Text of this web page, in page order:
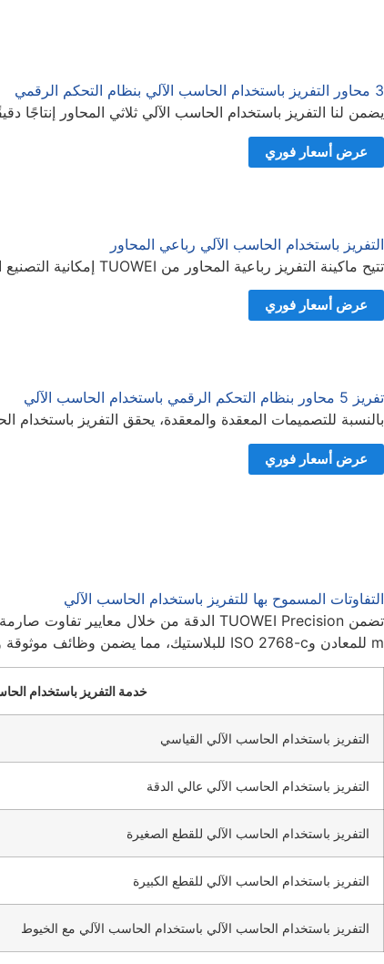
3 محاور التفريز باستخدام الحاسب الآلي بنظام التحكم الرقمي
يضمن لنا التفريز باستخدام الحاسب الآلي ثلاثي المحاور
عرض أسعار فوري
التفريز باستخدام الحاسب الآلي رباعي المحاور
تتيح ماكينة التفريز رباعية المحاور من TUOWEI إمكانية التصنيع الآلي متعدد الجوانب متعدد الاستخدامات، مما يبسّط الإنتاج مع توفير دقة ومرونة فائقة.
عرض أسعار فوري
تفريز 5 محاور بنظام التحكم الرقمي باستخدام الحاسب الآلي
بالنسبة للتصميمات المعقدة والمعقدة، يحقق التفريز
عرض أسعار فوري
التفاوتات المسموح بها للتفريز باستخدام الحاسب الآلي
m للمعادن وISO 2768-c للبلاستيك، مما يضمن وظائف موثوقة وأداءً دقيقًا في جميع المشاريع.
خدمة التفريز باستخدام
التفريز باستخدام الحاسب الآلي القياسي
التفريز باستخدام الحاسب الآلي عالي الدقة
التفريز باستخدام الحاسب الآلي للقطع الصغيرة
التفريز باستخدام الحاسب الآلي للقطع الكبيرة
التفريز باستخدام الحاسب الآلي باستخدام الحاسب الآلي مع الخيوط